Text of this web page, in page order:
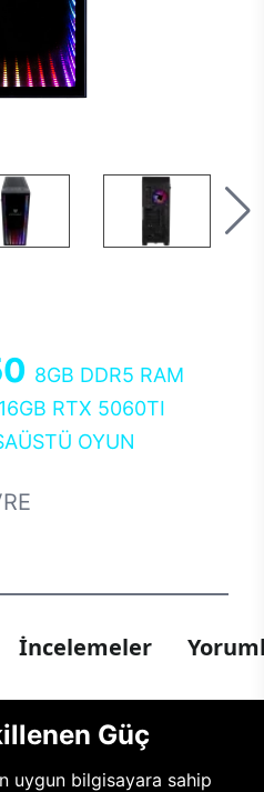
8GB DDR5 RAM
RTX 5060TI
OYUN
İncelemeler
Güç
uygun bilgisayara sahip